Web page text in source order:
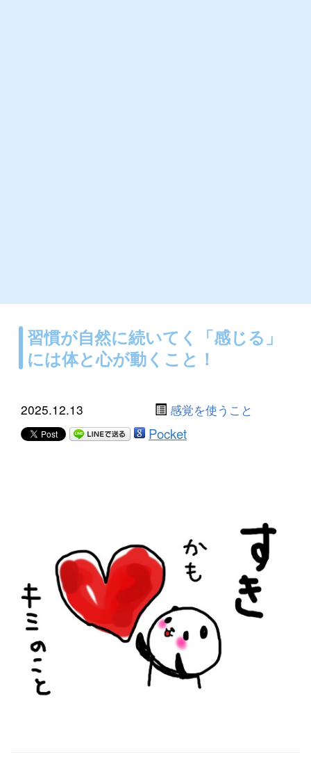
習慣が自然に続いてく「感じる」
には体と心が動くこと！
2025.12.13 感覚を使うこと
Pocket